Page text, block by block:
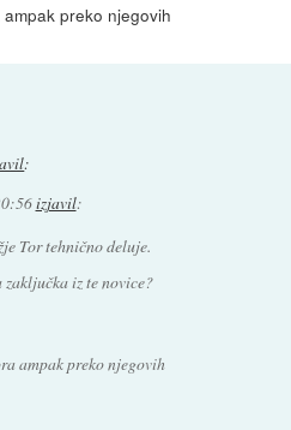
preko njegovih
:
izjavil:
Tor tehnično deluje.
iz te novice?
ampak preko njegovih